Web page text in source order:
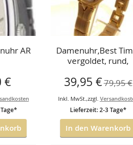
AR
€
Damenuhr,Best
vergoldet, rund,
Sonderangebot
39,95 €79,95 €
Inkl. MwSt. ,zzgl.
Lieferzeit: 2-3 Tage*
In den Warenkorb